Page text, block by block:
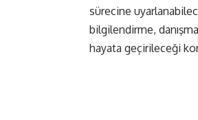
sürecine
bilgilendirme,
hayata geçirileceği